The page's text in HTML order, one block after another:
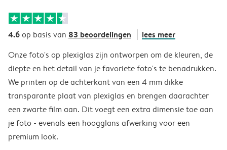
4.6op basis van 83 beoordelingen lees meer
Onze foto's op plexiglas zijn ontworpen om de kleuren, de
diepte en het detail van je favoriete foto's te benadrukken.
We printen op de achterkant van een 4 mm dikke
transparante plaat van plexiglas en brengen daarachter
een zwarte film aan. Dit voegt een extra dimensie toe aan
je foto - evenals een hoogglans afwerking voor een
premium look.